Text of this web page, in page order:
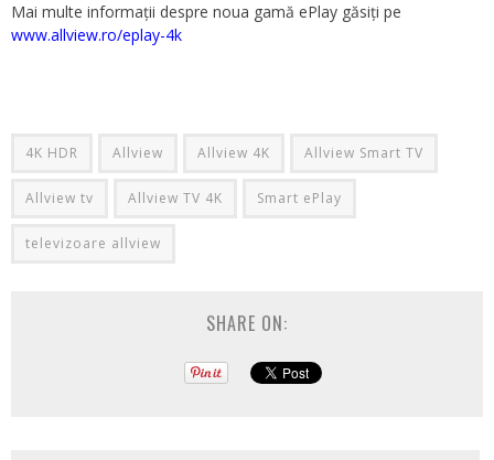
Mai multe informații despre noua gamă ePlay găsiți pe
www.allview.ro/eplay-4k
4K HDR Allview Allview 4K Allview Smart TV
Allview tv Allview TV 4K Smart ePlay
televizoare allview
SHARE ON: